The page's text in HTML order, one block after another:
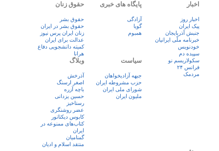
اخبار
اخبار روز
پيک ايران
جنبش آذربایجان
خبرنامه ملّی ایرانیان
خودنویس
سپیده دم
سکولاریسم نو
فرانس ۲۴
مردمک
پایگاه های خبری
آزادگی
گویا
همبوم
حقوق زنان
حقوق بشر
حقوق بشر در ایران
زنان ايران پرس نيوز
عدالت برای ایران
کمیته دانشجویی دفاع
هرانا
سیاست
جبهه آزادیخواهان
حزب مشروطه ایران
شورای ملی ایران
ملیون ایران
وبلاگ
آذرخش
اصغر ارسنگ
باچه آزره
حسین یزدانی
رستاخیز
عضر روشنگری
کابوس دیکتاتور
کتاب‌های ممنوعه در
ایران
گمنامیان
منتقد اسلام و ادیان